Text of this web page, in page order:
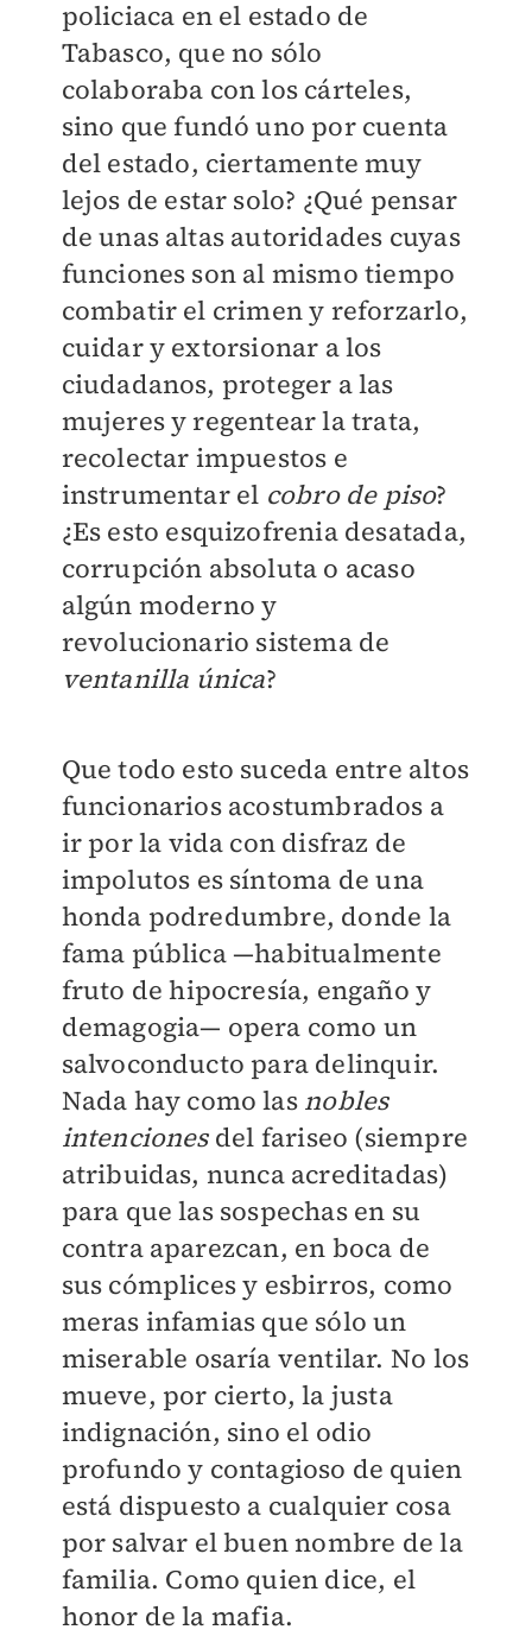
policiaca en el estado de
Tabasco, que no sólo
colaboraba con los cárteles,
sino que fundó uno por cuenta
del estado, ciertamente muy
lejos de estar solo? ¿Qué pensar
de unas altas autoridades cuyas
funciones son al mismo tiempo
combatir el crimen y reforzarlo,
cuidar y extorsionar a los
ciudadanos, proteger a las
mujeres y regentear la trata,
recolectar impuestos e
instrumentar el cobro de piso?
¿Es esto esquizofrenia desatada,
corrupción absoluta o acaso
algún moderno y
revolucionario sistema de
ventanilla única?
Que todo esto suceda entre altos
funcionarios acostumbrados a
ir por la vida con disfraz de
impolutos es síntoma de una
honda podredumbre, donde la
fama pública —habitualmente
fruto de hipocresía, engaño y
demagogia— opera como un
salvoconducto para delinquir.
Nada hay como las nobles
intenciones del fariseo (siempre
atribuidas, nunca acreditadas)
para que las sospechas en su
contra aparezcan, en boca de
sus cómplices y esbirros, como
meras infamias que sólo un
miserable osaría ventilar. No los
mueve, por cierto, la justa
indignación, sino el odio
profundo y contagioso de quien
está dispuesto a cualquier cosa
por salvar el buen nombre de la
familia. Como quien dice, el
honor de la mafia.